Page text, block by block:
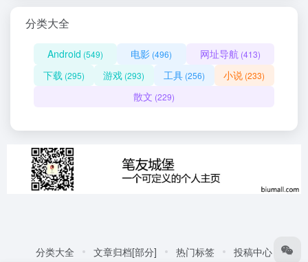
分类大全
Android (549) 电影 (496) 网址导航 (413)
下载 (295) 游戏 (293) 工具(256) 小说 (233)
散文 (229)
分类大全 文章归档[部分] 热门标签 投稿中心